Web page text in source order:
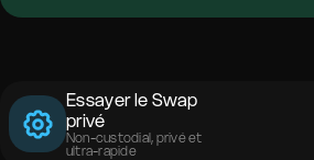
Essayer le Swap
privé
Non-custodial, privé et
ultra-rapide